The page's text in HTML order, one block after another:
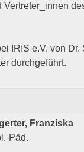
Vertreter_innen
IRIS e.V. von Dr.
durchgeführt.
Franziska
Päd.